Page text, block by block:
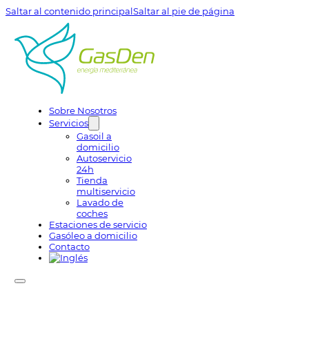
Saltar al contenido principalSaltar al pie de página
Sobre Nosotros
Servicios
Gasoil a
domicilio
Autoservicio
24h
Tienda
multiservicio
Lavado de
coches
Estaciones de servicio
Gasóleo a domicilio
Contacto